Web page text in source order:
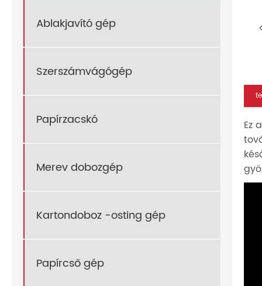
Ablakjavító gép
Szerszámvágógép
Papírzacskó
Merev dobozgép
Kartondoboz -osting gép
Papírcső gép
Ez